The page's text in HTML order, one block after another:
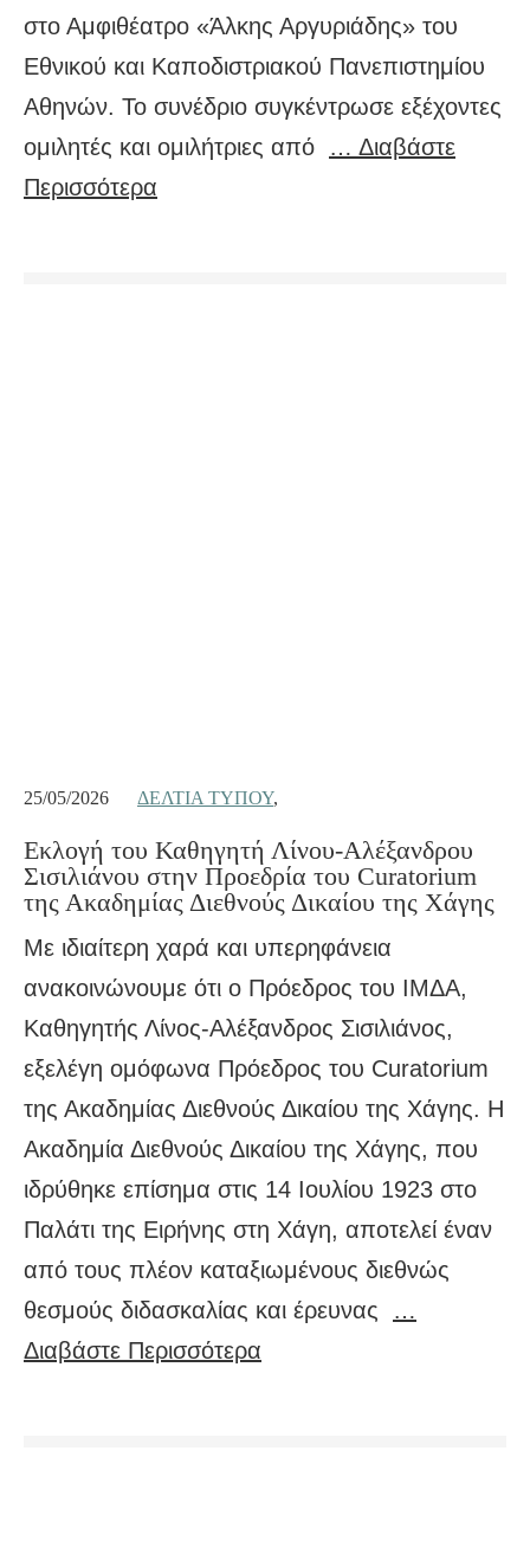
στο Αμφιθέατρο «Άλκης Αργυριάδης» του
Εθνικού και Καποδιστριακού Πανεπιστημίου
Αθηνών. Το συνέδριο συγκέντρωσε εξέχοντες
ομιλητές και ομιλήτριες από … Διαβάστε
Περισσότερα
25/05/2026 ΔΕΛΤΊΑ ΤΎΠΟΥ,
Εκλογή του Καθηγητή Λίνου-Αλέξανδρου
Σισιλιάνου στην Προεδρία του Curatorium
της Ακαδημίας Διεθνούς Δικαίου της Χάγης
Με ιδιαίτερη χαρά και υπερηφάνεια
ανακοινώνουμε ότι ο Πρόεδρος του ΙΜΔΑ,
Καθηγητής Λίνος-Αλέξανδρος Σισιλιάνος,
εξελέγη ομόφωνα Πρόεδρος του Curatorium
της Ακαδημίας Διεθνούς Δικαίου της Χάγης. Η
Ακαδημία Διεθνούς Δικαίου της Χάγης, που
ιδρύθηκε επίσημα στις 14 Ιουλίου 1923 στο
Παλάτι της Ειρήνης στη Χάγη, αποτελεί έναν
από τους πλέον καταξιωμένους διεθνώς
θεσμούς διδασκαλίας και έρευνας …
Διαβάστε Περισσότερα